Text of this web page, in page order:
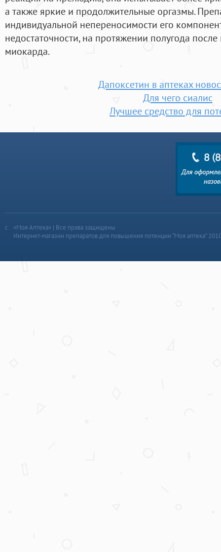
а также яркие и продолжительные оргазмы.
индивидуальной непереносимости его
недостаточности, на протяжении полугода
миокарда.
Дапоксетин в аптеках
Для чего сиалис
Лучшее средство для
«Моя Аптека» | Все права защищены
Интернет-магазин препаратов для повышения потенции “Моя аптека”